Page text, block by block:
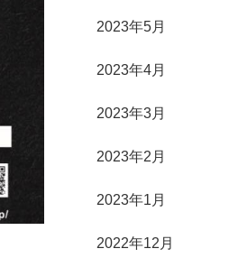
2023年5月
2023年4月
2023年3月
2023年2月
2023年1月
2022年12月